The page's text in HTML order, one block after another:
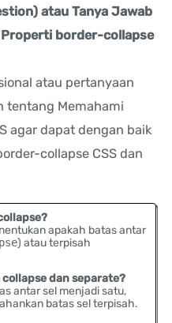
atau Tanya Jawab
Properti border-collapse
atau pertanyaan
tentang Memahami
agar dapat dengan baik
collapse CSS dan
apakah batas antar
) atau terpisah
dan separate?
antar sel menjadi satu,
batas sel terpisah.